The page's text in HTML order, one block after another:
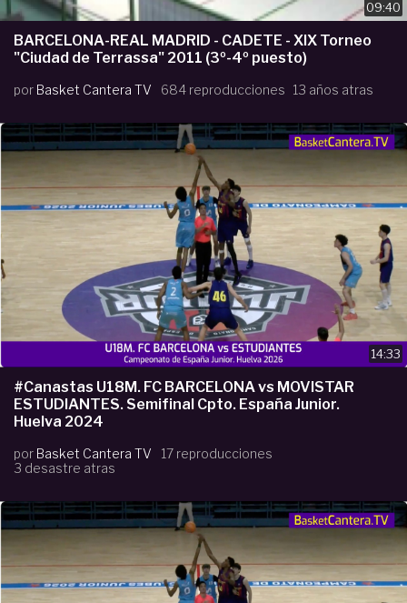
09:40
BARCELONA-REAL MADRID - CADETE - XIX Torneo
"Ciudad de Terrassa" 2011 (3º-4º puesto)
por Basket Cantera TV 684 reproducciones 13 años atras
14:33
#Canastas U18M. FC BARCELONA vs MOVISTAR
ESTUDIANTES. Semifinal Cpto. España Junior.
Huelva 2024
por Basket Cantera TV
17 reproducciones
3 desastre atras